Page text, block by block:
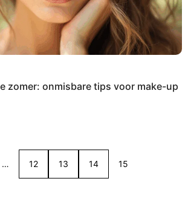
zomer: onmisbare tips voor make-up
… 12 13 14 15